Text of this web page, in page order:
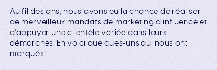
Au fil des ans, nous avons eu la chance de réaliser
de merveilleux mandats de marketing d’influence et
d’appuyer une clientèle variée dans leurs
démarches. En voici quelques-uns qui nous ont
marqués!